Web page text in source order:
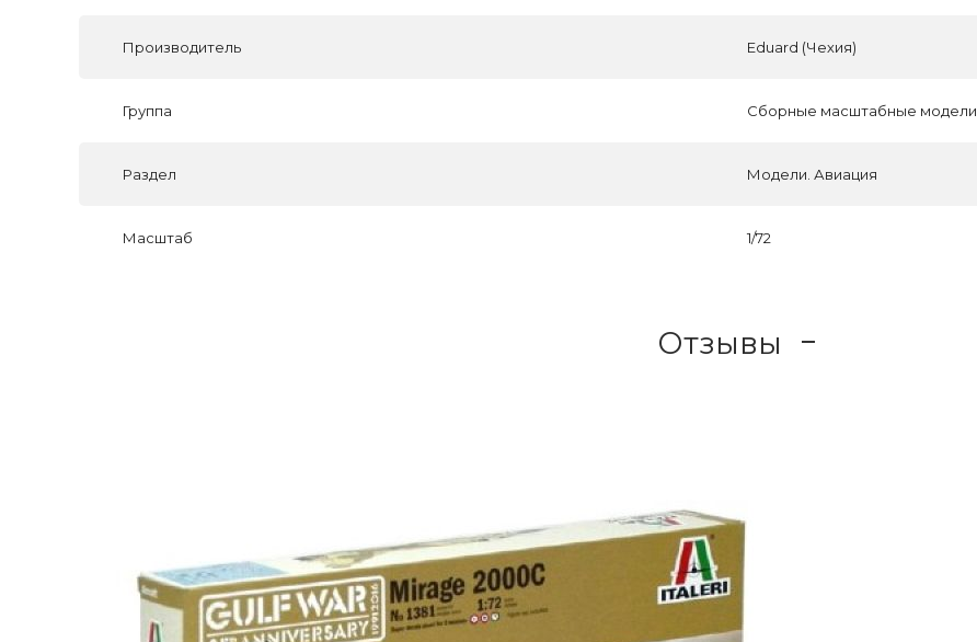
Производитель Eduard (Чехия)
Группа Сборные масштабные модели
Раздел Модели. Авиация
Масштаб 1/72
Отзывы